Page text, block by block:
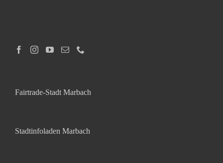
Fairtrade-Stadt Marbach
Stadtinfoladen Marbach